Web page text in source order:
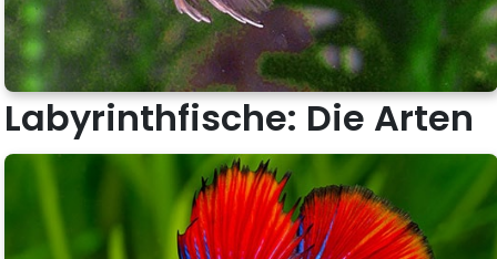
Labyrinthfische: Die Arten